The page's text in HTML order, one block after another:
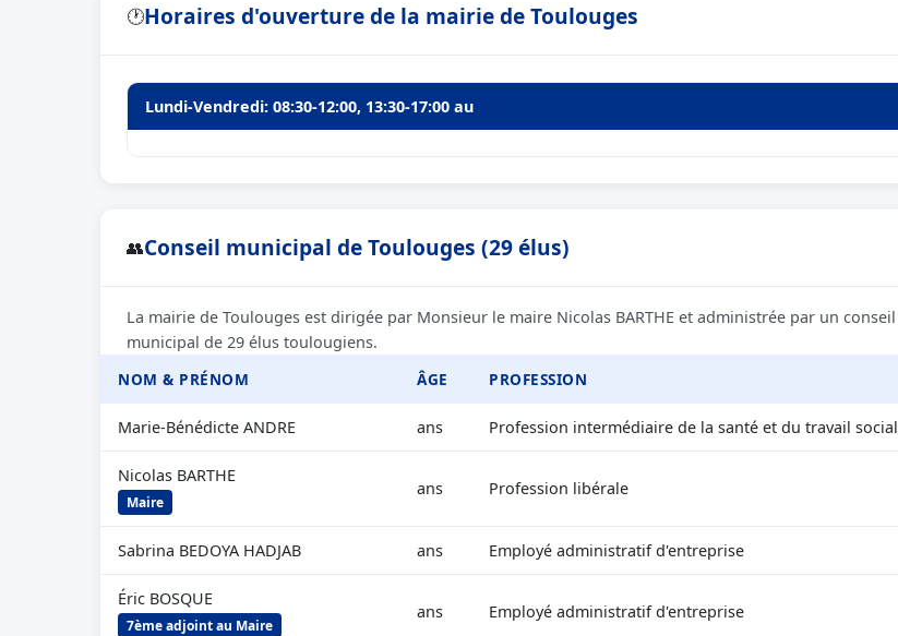
🕐Horaires d'ouverture de la mairie de Toulouges
Lundi-Vendredi: 08:30-12:00, 13:30-17:00 au
👥Conseil municipal de Toulouges (29 élus)
La mairie de Toulouges est dirigée par Monsieur le maire Nicolas BARTHE et administrée par un conseil
municipal de 29 élus toulougiens.
NOM & PRÉNOM
ÂGE PROFESSION
Marie-Bénédicte ANDRE ans Profession intermédiaire de la santé et du travail social
Nicolas BARTHE
Maire
ans Profession libérale
Sabrina BEDOYA HADJAB ans Employé administratif d'entreprise
Éric BOSQUE
7ème adjoint au Maire
ans Employé administratif d'entreprise